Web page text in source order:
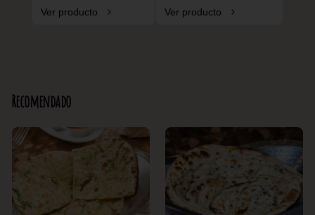
Ver producto Ver producto
Recomendado